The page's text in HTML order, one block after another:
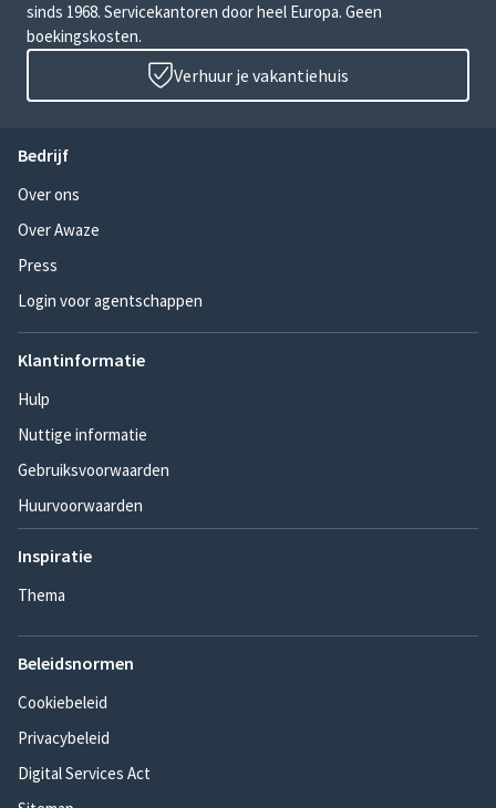
sinds 1968. Servicekantoren door heel Europa. Geen
boekingskosten.
Verhuur je vakantiehuis
Bedrijf
Over ons
Over Awaze
Press
Login voor agentschappen
Klantinformatie
Hulp
Nuttige informatie
Gebruiksvoorwaarden
Huurvoorwaarden
Inspiratie
Thema
Beleidsnormen
Cookiebeleid
Privacybeleid
Digital Services Act